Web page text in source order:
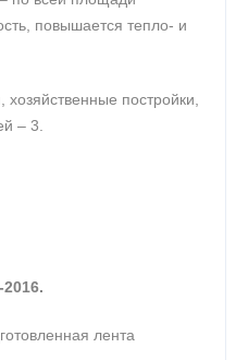
повышается тепло- и
постройки,
– 3.
лента